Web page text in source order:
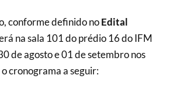
conforme definido noEdital
na sala 101 do prédio 16 do IFM
de agosto e 01 de setembro nos
cronograma a seguir: